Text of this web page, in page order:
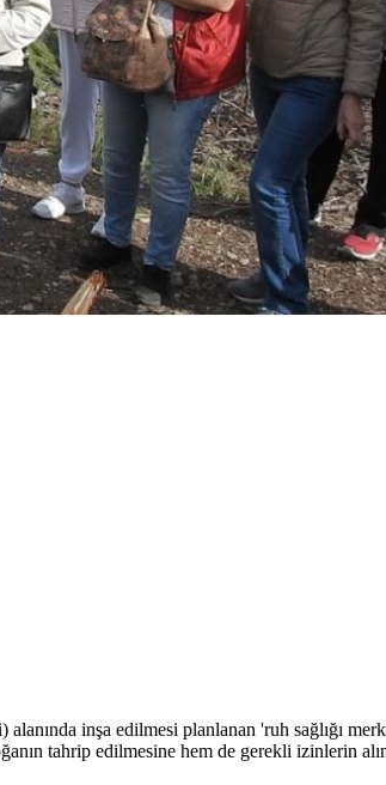
inşa edilmesi planlanan 'ruh sağlığı
tahrip edilmesine hem de gerekli izinlerin